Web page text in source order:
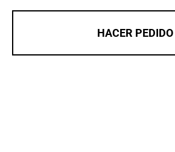
HACER PEDIDO